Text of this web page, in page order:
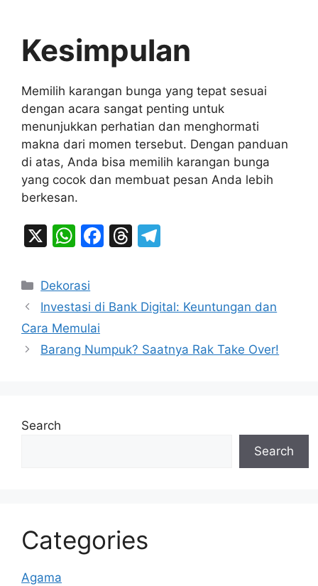
Kesimpulan
Memilih karangan bunga yang tepat sesuai
dengan acara sangat penting untuk
menunjukkan perhatian dan menghormati
makna dari momen tersebut. Dengan panduan
di atas, Anda bisa memilih karangan bunga
yang cocok dan membuat pesan Anda lebih
berkesan.
X
W
at
s
A
p
F
e
o
T
a
s
gr
m
Categories
Dekorasi
Investasi di Bank Digital: Keuntungan dan
Cara Memulai
Barang Numpuk? Saatnya Rak Take Over!
Search
Search
Categories
Agama